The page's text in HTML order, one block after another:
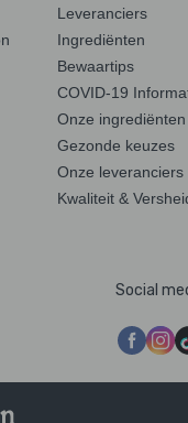
Leveranciers
Ingrediënten
Bewaartips
COVID-19
Onze ingrediënten
Gezonde keuzes
Onze leveranciers
Kwaliteit &
Social